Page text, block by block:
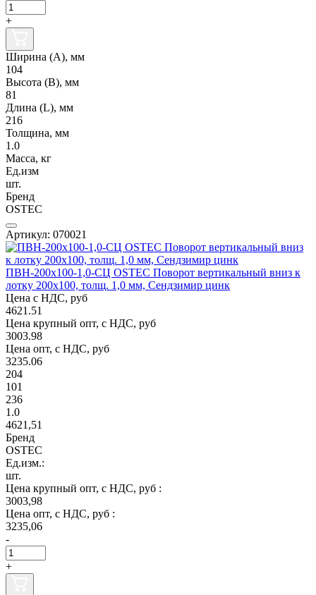
+
Ширина (А), мм
104
Высота (В), мм
81
Длина (L), мм
216
Толщина, мм
1.0
Масса, кг
Ед.изм
шт.
Бренд
OSTEC
Артикул: 070021
ПВН-200х100-1,0-СЦ OSTEC Поворот вертикальный вниз к
лотку 200х100, толщ. 1,0 мм, Сендзимир цинк
Цена с НДС, руб
4621.51
Цена крупный опт, с НДС, руб
3003.98
Цена опт, с НДС, руб
3235.06
204
101
236
1.0
4621,51
Бренд
OSTEC
Ед.изм.:
шт.
Цена крупный опт, с НДС, руб :
3003,98
Цена опт, с НДС, руб :
3235,06
-
+